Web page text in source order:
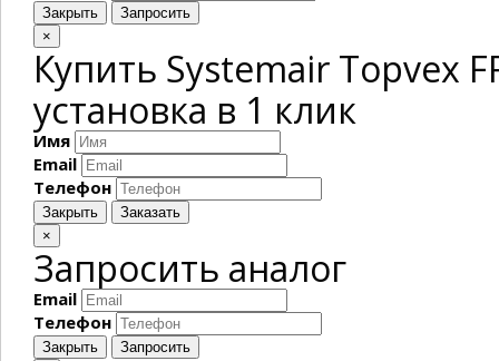
Закрыть
Запросить
×
Купить Systemair Topvex
установка в 1 клик
Имя
Email
Телефон
Закрыть
Заказать
×
Запросить аналог
Email
Телефон
Закрыть
Запросить